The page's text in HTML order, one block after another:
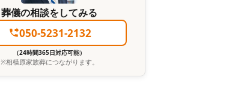
葬儀の相談をしてみる
050-5231-2132
（24時間365日対応可能）
※相模原家族葬につながります。